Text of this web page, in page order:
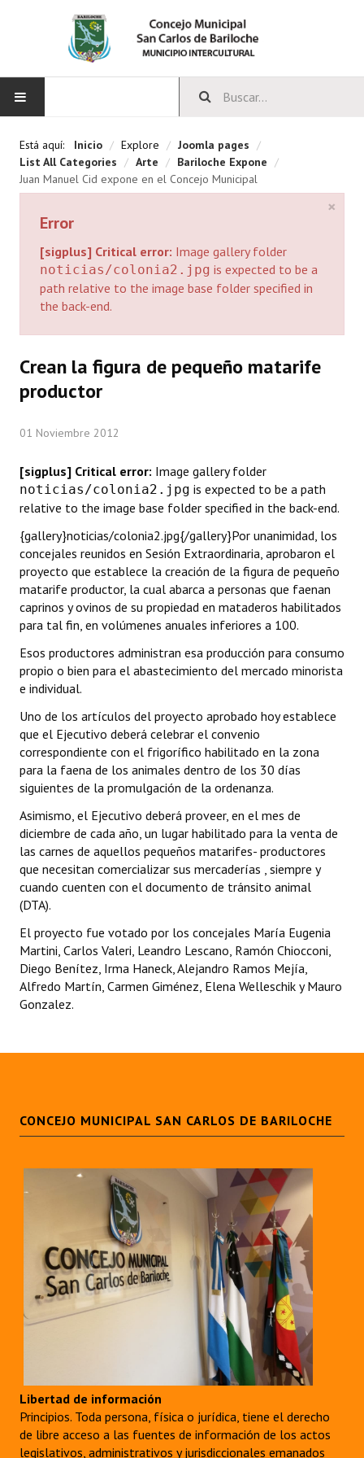
CONCEJO
Bloques Políticos
Integrantes del Concejo
Comisiones Permanentes
Comisiones Especiales
Programas
Constitución Provincial
Reglamento Interno
Digesto
Organigrama
DOCUMENTOS
Informes de Gestión
Proyectos Presentados
Dictámenes Asesoría Letrada
Actas de Sesión
Informes de Unidad Coordinadora
Ejecución Presupuestaria
Actas de Audiencias Públicas
NORMATIVA
Comunicaciones
Declaraciones
Antiguos Pobladores
Noticias Destacadas
Registros y Distinciones
Datos Históricos
Premio al Mérito - Registro
Audiencias Públicas - Registro
Mujeres que Dejaron Huellas - Registro
Ciudadano Ilustre - Registro
Banca del Vecino - Registro
Está aquí: Inicio / Explore / Joomla pages /
List All Categories / Arte / Bariloche Expone /
Juan Manuel Cid expone en el Concejo Municipal
×
Error
[sigplus] Critical error: Image gallery folder
noticias/colonia2.jpg is expected to be a
path relative to the image base folder specified in
the back-end.
Crean la figura de pequeño matarife
productor
01 Noviembre 2012
[sigplus] Critical error: Image gallery folder
noticias/colonia2.jpg is expected to be a path
relative to the image base folder specified in the back-end.
{gallery}noticias/colonia2.jpg{/gallery}Por unanimidad, los
concejales reunidos en Sesión Extraordinaria, aprobaron el
proyecto que establece la creación de la figura de pequeño
matarife productor, la cual abarca a personas que faenan
caprinos y ovinos de su propiedad en mataderos habilitados
para tal fin, en volúmenes anuales inferiores a 100.
Esos productores administran esa producción para consumo
propio o bien para el abastecimiento del mercado minorista
e individual.
Uno de los artículos del proyecto aprobado hoy establece
que el Ejecutivo deberá celebrar el convenio
correspondiente con el frigorífico habilitado en la zona
para la faena de los animales dentro de los 30 días
siguientes de la promulgación de la ordenanza.
Asimismo, el Ejecutivo deberá proveer, en el mes de
diciembre de cada año, un lugar habilitado para la venta de
las carnes de aquellos pequeños matarifes- productores
que necesitan comercializar sus mercaderías , siempre y
cuando cuenten con el documento de tránsito animal
(DTA).
El proyecto fue votado por los concejales María Eugenia
Martini, Carlos Valeri, Leandro Lescano, Ramón Chiocconi,
Diego Benítez, Irma Haneck, Alejandro Ramos Mejía,
Alfredo Martín, Carmen Giménez, Elena Welleschik y Mauro
Gonzalez.
CONCEJO MUNICIPAL SAN CARLOS DE BARILOCHE
Libertad de información
Principios. Toda persona, física o jurídica, tiene el derecho
de libre acceso a las fuentes de información de los actos
legislativos, administrativos y jurisdiccionales emanados